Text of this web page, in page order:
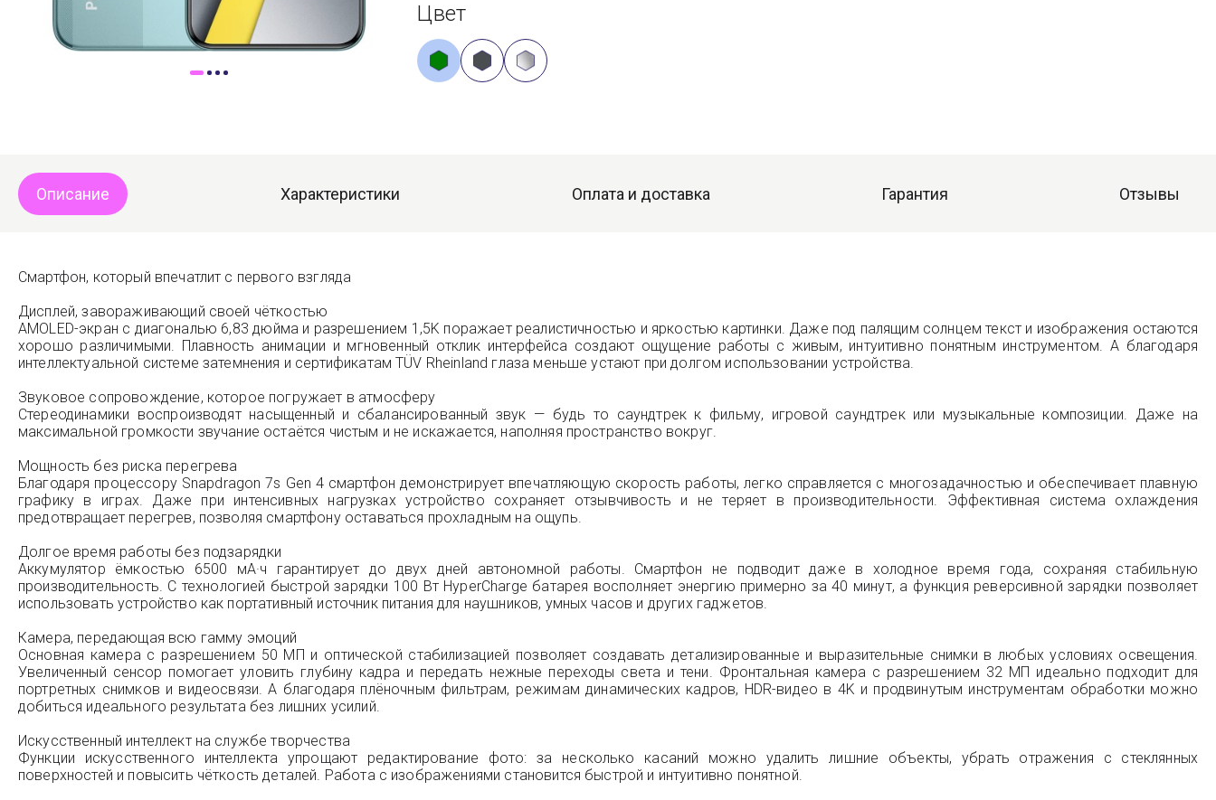
Цвет
Описание Характеристики Оплата и доставка Гарантия Отзывы
Смартфон, который впечатлит с первого взгляда
Дисплей, завораживающий своей чёткостью
AMOLED-экран с диагональю 6,83 дюйма и разрешением 1,5K поражает реалистичностью и яркостью картинки. Даже под палящим солнцем текст и изображения остаются
хорошо различимыми. Плавность анимации и мгновенный отклик интерфейса создают ощущение работы с живым, интуитивно понятным инструментом. А благодаря
интеллектуальной системе затемнения и сертификатам TÜV Rheinland глаза меньше устают при долгом использовании устройства.
Звуковое сопровождение, которое погружает в атмосферу
Стереодинамики воспроизводят насыщенный и сбалансированный звук — будь то саундтрек к фильму, игровой саундтрек или музыкальные композиции. Даже на
максимальной громкости звучание остаётся чистым и не искажается, наполняя пространство вокруг.
Мощность без риска перегрева
Благодаря процессору Snapdragon 7s Gen 4 смартфон демонстрирует впечатляющую скорость работы, легко справляется с многозадачностью и обеспечивает плавную
графику в играх. Даже при интенсивных нагрузках устройство сохраняет отзывчивость и не теряет в производительности. Эффективная система охлаждения
предотвращает перегрев, позволяя смартфону оставаться прохладным на ощупь.
Долгое время работы без подзарядки
Аккумулятор ёмкостью 6500 мА·ч гарантирует до двух дней автономной работы. Смартфон не подводит даже в холодное время года, сохраняя стабильную
производительность. С технологией быстрой зарядки 100 Вт HyperCharge батарея восполняет энергию примерно за 40 минут, а функция реверсивной зарядки позволяет
использовать устройство как портативный источник питания для наушников, умных часов и других гаджетов.
Камера, передающая всю гамму эмоций
Основная камера с разрешением 50 МП и оптической стабилизацией позволяет создавать детализированные и выразительные снимки в любых условиях освещения.
Увеличенный сенсор помогает уловить глубину кадра и передать нежные переходы света и тени. Фронтальная камера с разрешением 32 МП идеально подходит для
портретных снимков и видеосвязи. А благодаря плёночным фильтрам, режимам динамических кадров, HDR-видео в 4K и продвинутым инструментам обработки можно
добиться идеального результата без лишних усилий.
Искусственный интеллект на службе творчества
Функции искусственного интеллекта упрощают редактирование фото: за несколько касаний можно удалить лишние объекты, убрать отражения с стеклянных
поверхностей и повысить чёткость деталей. Работа с изображениями становится быстрой и интуитивно понятной.